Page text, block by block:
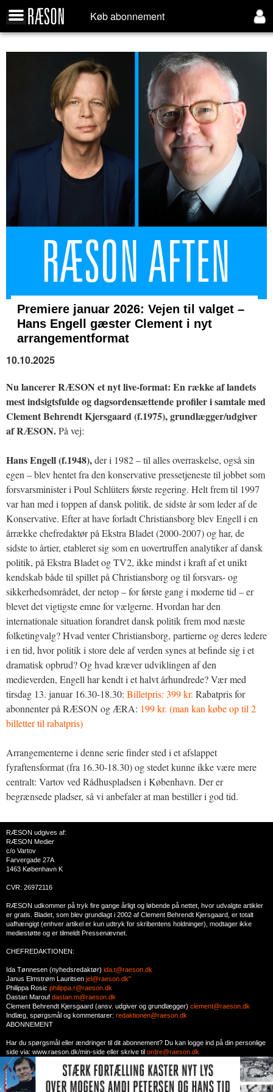
Køb abonnement
Premiere januar 2026: Vejen til valget –
Hans Engell gæster Clement i nyt
arrangementformat
10.10.2025
Nu lancerer RÆSON et nyt live-format: En række af landets
mest indsigtsfulde og dagsordensættende profiler i samtale med
Clement Behrendt Kjersgaard (f.1975), grundlægger/udgiver
af RÆSON.På vej:
Hans Engell (f.1948),der i 1982 – til alles overraskelse, også sin
egen – blev hentet fra den konservative pressetjeneste til jobbet som
forsvarsminister i Poul Schlüters første regering. Helt frem til 1997
var han med i toppen af dansk politik, de sidste år som leder af de
Konservative. Efter at have forladt Christiansborg blev Engell i en
årrække chefredaktør på Ekstra Bladet (2000-2007) og har, de
sidste to årtier, etableret sig som en uovertruffen analytiker af dansk
politik, på Ekstra Bladet og TV2, ikke mindst i kraft af et unikt
kendskab både til spillet på Christiansborg og til forsvars- og
sikkerhedsområdet, der netop – for første gang i moderne tid – er
blevet det vigtigste emne for vælgerne. Hvordan har den
internationale situation forandret dansk politik frem mod næste
folketingvalg? Hvad venter Christiansborg, partierne og deres ledere
i en tid, hvor politik i store dele af verden synes at befinde sig i et
dramatisk opbrud? Og hvad kræver udviklingen af den
medieverden, Engell har kendt i et halvt århundrede? Vær med
tirsdag 13. januar 16.30-18.30: Billetpris: 399 kr. Rabatpris for
abonnenter på RÆSON og ÆRA: 199 kr. (man kan købe op til 2
billetter til rabatpris)
Arrangementerne i denne serie finder sted i et afslappet
fyraftensformat (fra 16.30-18.30) og stedet kunne ikke være mere
centralt: Vartov ved Rådhuspladsen i København. Der er
begrænsede pladser, så vi anbefaler at man bestiller i god tid.
RÆSON udgives af:
RÆSON Medier
c/o Vartov
Farvergade 27A
1463 København K
CVR: 26972116
RÆSON udkommer på tryk fire gange årligt og løbende på nettet, hvor udvalgte artikler
er gratis. Bladet, som blev grundlagt i 2002 af Clement Behrendt Kjersgaard, er totalt
uafhængigt (enhver artikel er kun udtryk for skribentens holdninger), modtager ikke
mediestøtte og er tilmeldt Pressenævnet.
CHEFREDAKTIONEN:
Ida Tønnesen (nyhedsredaktør) ida.t@raeson.dk
Janus Elmstrøm Lauritsen jel@raeson.dk"
Philippa Rosic philippa.r@raeson.dk
Dastan Marouf dastan.m@raeson.dk
Clement Behrendt Kjersgaard (ansv. udgiver og grundlægger) clement@raeson.dk
Indlæg, spørgsmål og kommentarer: redaktionen@raeson.dk
ABONNEMENT
Har du spørgsmål eller ændringer til dit abonnement? Du kan logge ind på din personlige
side via: www.raeson.dk/min-side eller skrive til ordre@raeson.dk